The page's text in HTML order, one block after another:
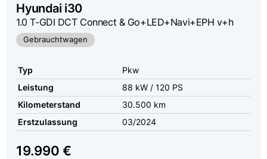
Hyundai i30
1.0 T-GDI DCT Connect & Go+LED+Navi+EPH v+h
Gebrauchtwagen
Typ
Pkw
Leistung
88 kW / 120 PS
Kilometerstand
30.500 km
Erstzulassung
03/2024
19.990 €